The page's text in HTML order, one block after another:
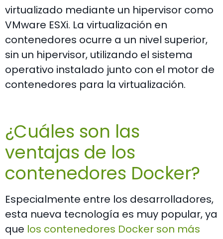
virtualizado mediante un hipervisor como
VMware ESXi. La virtualización en
contenedores ocurre a un nivel superior,
sin un hipervisor, utilizando el sistema
operativo instalado junto con el motor de
contenedores para la virtualización.
¿Cuáles son las
ventajas de los
contenedores Docker?
Especialmente entre los desarrolladores,
esta nueva tecnología es muy popular, ya
que los contenedores Docker son más